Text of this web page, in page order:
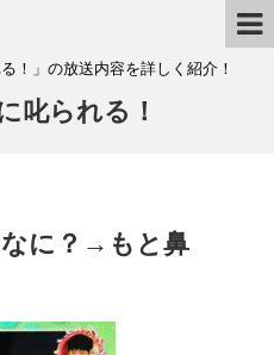
！」の放送内容を詳しく紹介！
叱られる！
に？→もと鼻